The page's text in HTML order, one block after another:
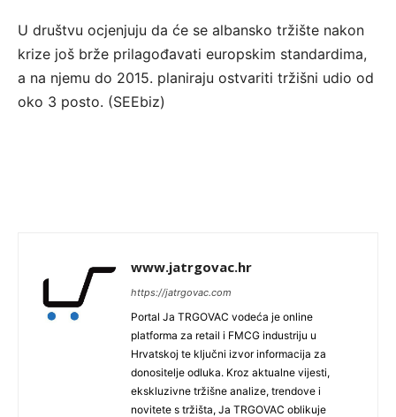
U društvu ocjenjuju da će se albansko tržište nakon
krize još brže prilagođavati europskim standardima,
a na njemu do 2015. planiraju ostvariti tržišni udio od
oko 3 posto. (SEEbiz)
www.jatrgovac.hr
https://jatrgovac.com
Portal Ja TRGOVAC vodeća je online
platforma za retail i FMCG industriju u
Hrvatskoj te ključni izvor informacija za
donositelje odluka. Kroz aktualne vijesti,
ekskluzivne tržišne analize, trendove i
novitete s tržišta, Ja TRGOVAC oblikuje